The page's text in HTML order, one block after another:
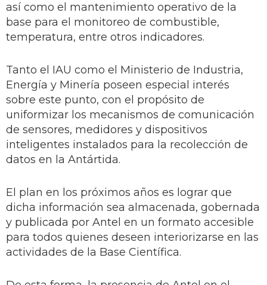
así como el mantenimiento operativo de la
base para el monitoreo de combustible,
temperatura, entre otros indicadores.
Tanto el IAU como el Ministerio de Industria,
Energía y Minería poseen especial interés
sobre este punto, con el propósito de
uniformizar los mecanismos de comunicación
de sensores, medidores y dispositivos
inteligentes instalados para la recolección de
datos en la Antártida.
El plan en los próximos años es lograr que
dicha información sea almacenada, gobernada
y publicada por Antel en un formato accesible
para todos quienes deseen interiorizarse en las
actividades de la Base Científica.